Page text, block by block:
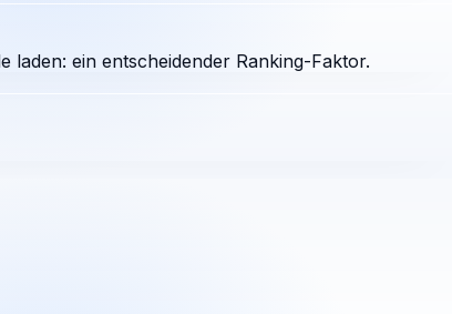
laden: ein entscheidender Ranking-Faktor.